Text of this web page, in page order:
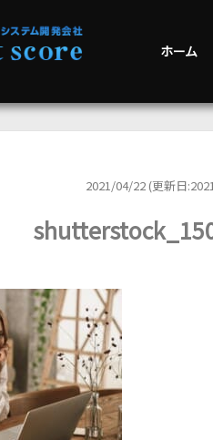
ホーム
2021/04/22 (更新日